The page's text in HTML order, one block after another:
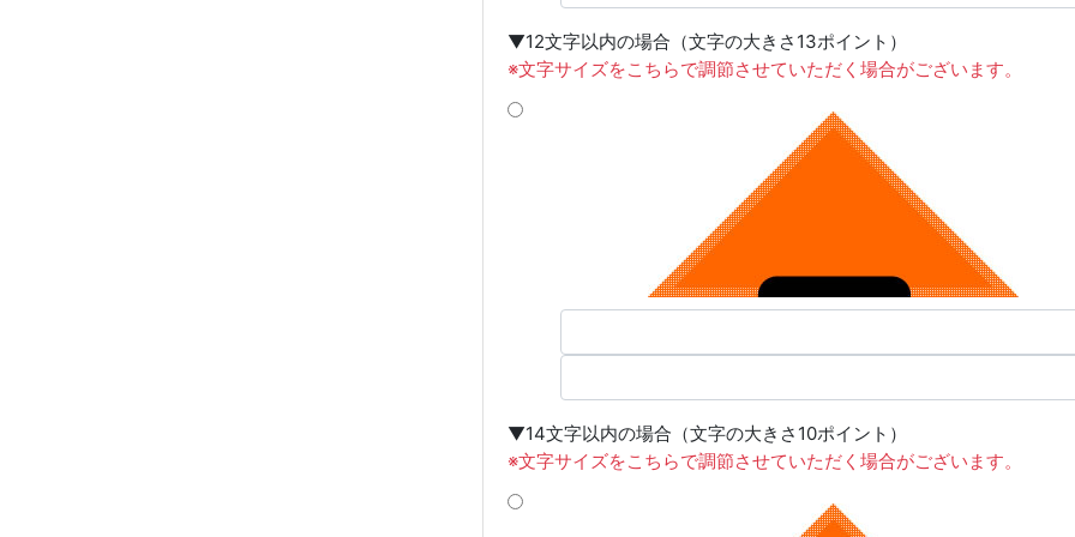
▼12文字以内の場合（文字の大きさ13ポイント）
※文字サイズをこちらで調節させていただく場合がございます。
▼14文字以内の場合（文字の大きさ10ポイント）
※文字サイズをこちらで調節させていただく場合がございます。